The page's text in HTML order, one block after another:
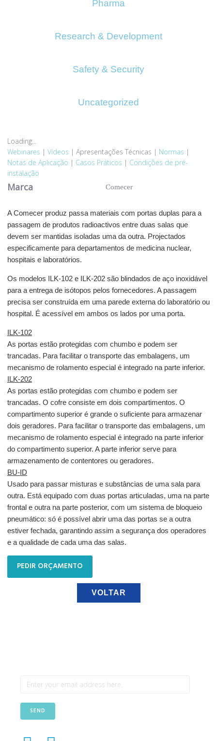
Pharma
Research & Development
Safety & Security
Uncategorized
Loading...
Webinares | Vídeos | Apresentações Técnicas | Normas |
Notas de Aplicação | Casos Práticos | Condições de pré-
instalação
Marca Comecer
A Comecer produz passa materiais com portas duplas para a
passagem de produtos radioactivos entre duas salas que
devem ser mantidas isoladas uma da outra. Projectados
especificamente para departamentos de medicina nuclear,
hospitais e laboratórios.
Os modelos ILK-102 e ILK-202 são blindados de aço inoxidável
para a entrega de isótopos pelos fornecedores. A passagem
precisa ser construída em uma parede externa do laboratório ou
hospital. É acessível em ambos os lados por uma porta.
ILK-102
As portas estão protegidas com chumbo e podem ser
trancadas. Para facilitar o transporte das embalagens, um
mecanismo de rolamento especial é integrado na parte inferior.
ILK-202
As portas estão protegidas com chumbo e podem ser
trancadas. O cofre consiste em dois compartimentos. O
compartimento superior é grande o suficiente para armazenar
dois geradores. Para facilitar o transporte das embalagens, um
mecanismo de rolamento especial é integrado na parte inferior
do compartimento superior. A parte inferior serve para
armazenamento de contentores ou geradores.
BU-ID
Usado para passar misturas e substâncias de uma sala para
outra. Está equipado com duas portas articuladas, uma na parte
frontal e outra na parte posterior, com um sistema de bloqueio
pneumático: só é possível abrir uma das portas se a outra
estiver fechada, garantindo assim a segurança dos operadores
e a qualidade de cada uma das salas.
PEDIR ORÇAMENTO
VOLTAR
SEND